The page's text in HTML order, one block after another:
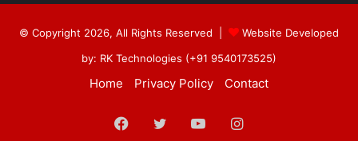
© Copyright 2026, All Rights Reserved |
Website Developed
by: RK Technologies (+91 9540173525)
Home Privacy Policy Contact
Facebook
TwitterYouTubeInstagram